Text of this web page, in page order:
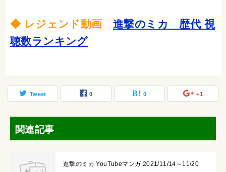
◆ レジェンド動画 進撃のミカ 歴代 視
聴数ランキング
Tweet 0 0 +1
関連記事
進撃のミカ YouTubeマンガ 2021/11/14～11/20